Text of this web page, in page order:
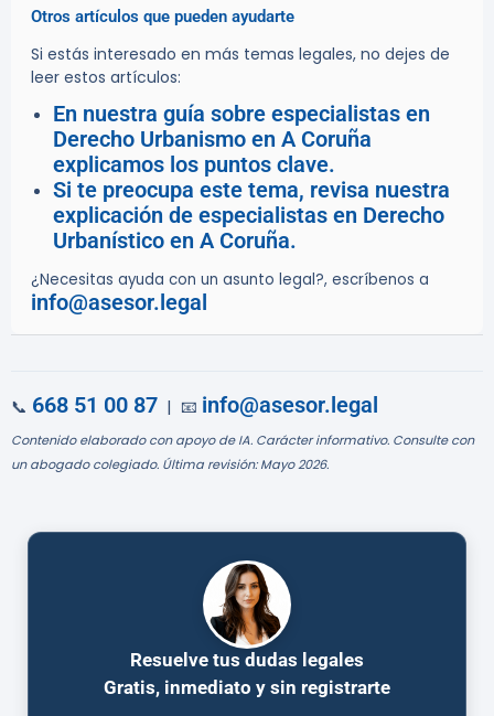
Otros artículos que pueden ayudarte
Si estás interesado en más temas legales, no dejes de
leer estos artículos:
En nuestra guía sobre especialistas en
Derecho Urbanismo en A Coruña
explicamos los puntos clave.
Si te preocupa este tema, revisa nuestra
explicación de especialistas en Derecho
Urbanístico en A Coruña.
¿Necesitas ayuda con un asunto legal?, escríbenos a
info@asesor.legal
📞 668 51 00 87 | 📧 info@asesor.legal
Contenido elaborado con apoyo de IA. Carácter informativo. Consulte con
un abogado colegiado. Última revisión: Mayo 2026.
Resuelve tus dudas legales
Gratis, inmediato y sin registrarte